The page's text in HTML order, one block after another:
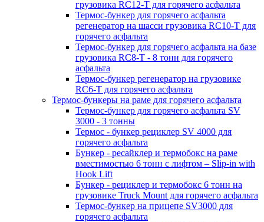
грузовика RC12-T для горячего асфальта
Термос-бункер для горячего асфальта
регенератор на шасси грузовика RC10-T для
горячего асфальта
Термос-бункер для горячего асфальта на базе
грузовика RC8-T - 8 тонн для горячего
асфальта
Термос-бункер регенератор на грузовикe
RC6-T для горячего асфальта
Термос-бункеры на раме для горячего асфальта
Термос-бункер для горячего асфальта SV
3000 - 3 тонны
Термос - бункер рециклер SV 4000 для
горячего асфальта
Бункер - ресайклер и термобокс на раме
вместимостью 6 тонн с лифтом – Slip-in with
Hook Lift
Бункер - рециклер и термобокс 6 тонн на
грузовике Truck Mount для горячего асфальта
Термос-бункер на прицепе SV3000 для
горячего асфальта